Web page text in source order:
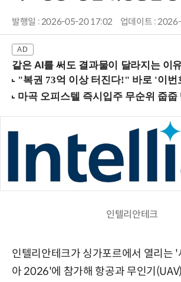
발행일 : 2026-05-20 17:02 업데이트 :
같은 AI를 써도 결과물이 달라지는 이유
인텔리안테크
인텔리안테크가 싱가포르에서 열리는 '
아 2026'에 참가해 항공과 무인기